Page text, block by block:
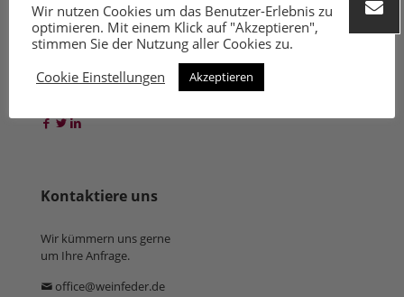
Folge uns
Kontaktiere uns
Wir kümmern uns gerne
um Ihre Anfrage.
office@weinfeder.de
Wir nutzen Cookies um das Benutzer-Erlebnis zu
optimieren. Mit einem Klick auf "Akzeptieren",
stimmen Sie der Nutzung aller Cookies zu.
Cookie Einstellungen
Akzeptieren